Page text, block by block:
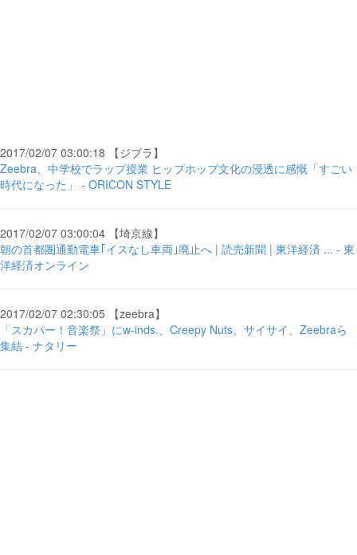
2017/02/07 03:00:18 【ジブラ】
Zeebra、中学校でラップ授業 ヒップホップ文化の浸透に感慨「すごい
時代になった」 - ORICON STYLE
2017/02/07 03:00:04 【埼京線】
朝の首都圏通勤電車｢イスなし車両｣廃止へ | 読売新聞 | 東洋経済 ... - 東
洋経済オンライン
2017/02/07 02:30:05 【zeebra】
「スカパー！音楽祭」にw-inds.、Creepy Nuts、サイサイ、Zeebraら
集結 - ナタリー